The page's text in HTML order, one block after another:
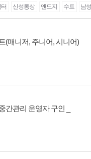
신성통상 앤드지 수트 남
(매니저, 주니어, 시니어)
간관리 운영자 구인 _